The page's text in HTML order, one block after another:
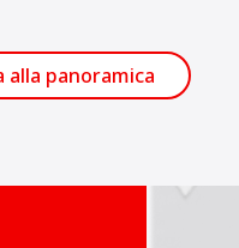
alla panoramica